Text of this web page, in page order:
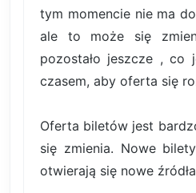
tym momencie nie ma
ale to może się
pozostało jeszcze , co
czasem, aby oferta się
Oferta biletów jest
się zmienia. Nowe
otwierają się nowe